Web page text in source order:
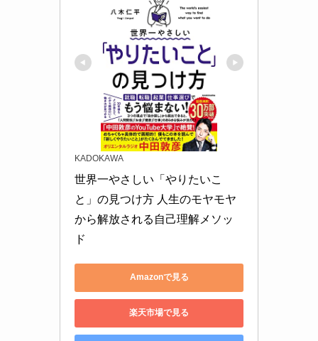
KADOKAWA
世界一やさしい「やりたいこ
と」の見つけ方 人生のモヤモヤ
から解放される自己理解メソッ
ド
Amazonで見る
楽天市場で見る